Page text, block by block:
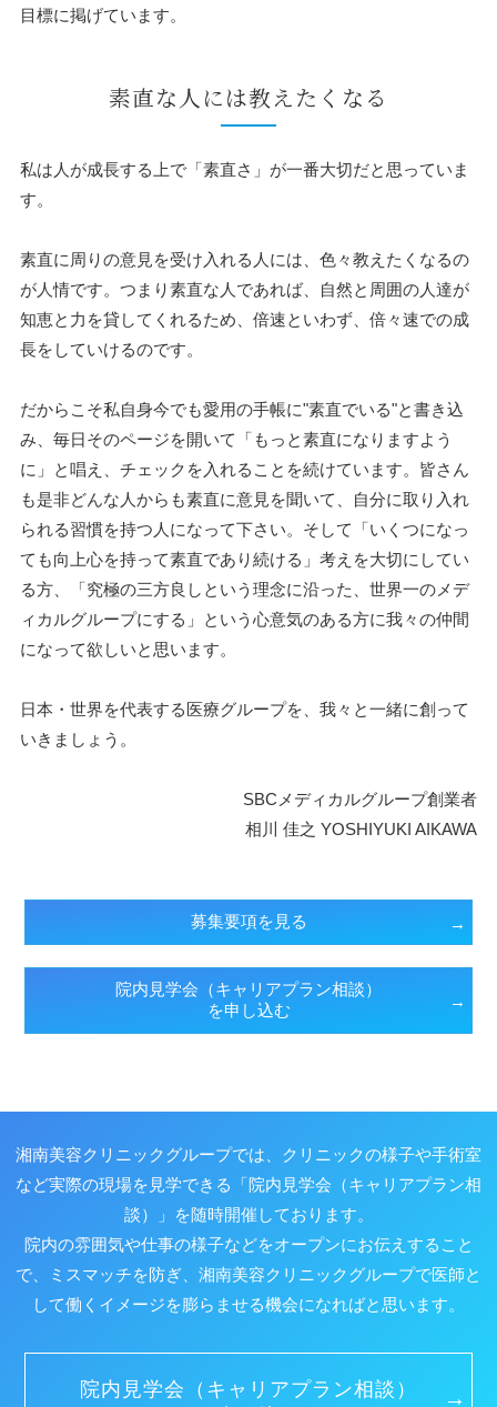
目標に掲げています。
素直な人には教えたくなる
私は人が成長する上で「素直さ」が一番大切だと思っていま
す。
素直に周りの意見を受け入れる人には、色々教えたくなるの
が人情です。つまり素直な人であれば、自然と周囲の人達が
知恵と力を貸してくれるため、倍速といわず、倍々速での成
長をしていけるのです。
だからこそ私自身今でも愛用の手帳に"素直でいる"と書き込
み、毎日そのページを開いて「もっと素直になりますよう
に」と唱え、チェックを入れることを続けています。皆さん
も是非どんな人からも素直に意見を聞いて、自分に取り入れ
られる習慣を持つ人になって下さい。そして「いくつになっ
ても向上心を持って素直であり続ける」考えを大切にしてい
る方、「究極の三方良しという理念に沿った、世界一のメデ
ィカルグループにする」という心意気のある方に我々の仲間
になって欲しいと思います。
日本・世界を代表する医療グループを、我々と一緒に創って
いきましょう。
SBCメディカルグループ創業者
相川 佳之 YOSHIYUKI AIKAWA
募集要項を見る
院内見学会（キャリアプラン相談）
を申し込む
湘南美容クリニックグループでは、クリニックの様子や手術室
など実際の現場を見学できる
「院内見学会（キャリアプラン相
談）」を随時開催しております。
院内の雰囲気や仕事の様子などをオープンにお伝えすること
で、ミスマッチを防ぎ、 湘南美容クリニックグループで医師と
して働くイメージを膨らませる機会になればと思います。
院内見学会（キャリアプラン相談）